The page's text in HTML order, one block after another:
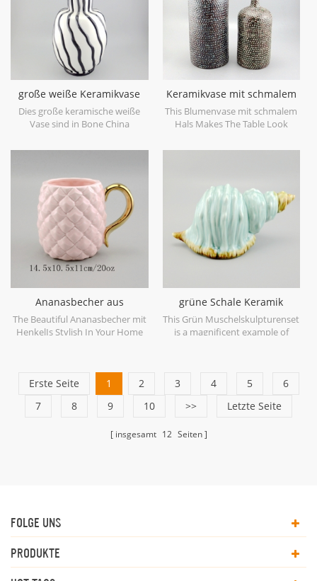
große weiße Keramikvase
mit schwarzen
Handlacklinien
Dies große keramische weiße
Vase sind in Bone China
Zuhause und Hochzeit
kann einzeln verkauft werden.
Keramikvase mit schmalem
Hals
This Blumenvase mit schmalem
Hals Makes The Table Look
Ananasbecher aus
goldfarbenem Keramik
The Beautiful Ananasbecher mit
HenkelIs Stylish In Your Home
grüne Schale Keramik
Skulptur Set
This Grün Muschelskulpturenset
is a magnificent example of
Erste Seite 1 2 3 4 5
6
7
8 9 10 >> Letzte Seite
insgesamt 12 Seiten
FOLGE UNS
PRODUKTE